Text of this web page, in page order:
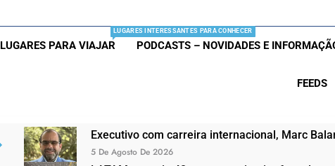
LUGARES PARA VIAJAR
LUGARES INTERESSANTES PARA CONHECER
PODCASTS – NOVIDADES E
FEEDS
Executivo com carreira internacional, Marc
5 De Agosto De 2026